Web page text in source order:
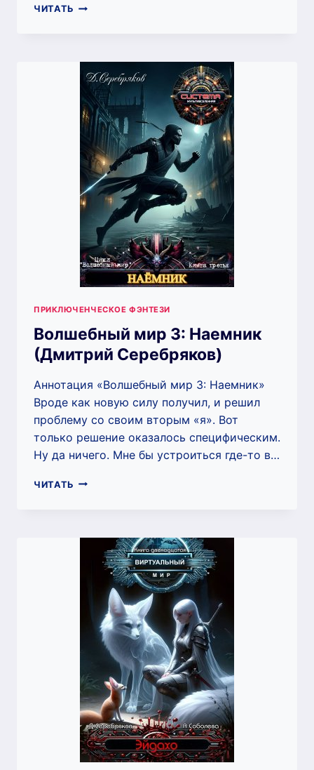
ЧИТАТЬ СИСТЕМА
ЧАСТЬ
ПЕРВАЯ.
(ДМИТРИЙ
СЕРЕБРЯКОВ)
ПРИКЛЮЧЕНЧЕСКОЕ ФЭНТЕЗИ
Волшебный мир 3: Наемник
(Дмитрий Серебряков)
Аннотация «Волшебный мир 3: Наемник»
Вроде как новую силу получил, и решил
проблему со своим вторым «я». Вот
только решение оказалось специфическим.
Ну да ничего. Мне бы устроиться где-то в…
ЧИТАТЬ ВОЛШЕБНЫЙ
(ДМИТРИЙ
СЕРЕБРЯКОВ)